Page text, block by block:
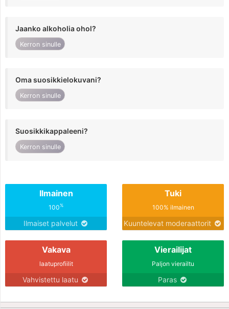
Jaanko alkoholia ohol?
Kerron sinulle
Oma suosikkielokuvani?
Kerron sinulle
Suosikkikappaleeni?
Kerron sinulle
Ilmainen
100%
Ilmaiset palvelut
Tuki
100% ilmainen
Kuuntelevat moderaattorit
Vakava
laatuprofiilit
Vahvistettu laatu
Vierailijat
Paljon vierailtu
Paras